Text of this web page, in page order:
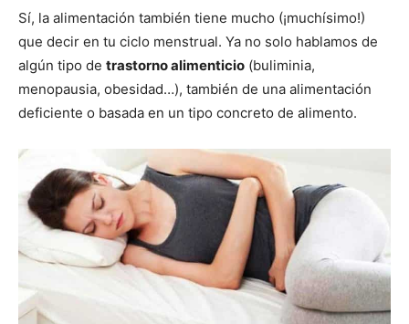
Sí, la alimentación también tiene mucho (¡muchísimo!)
que decir en tu ciclo menstrual. Ya no solo hablamos de
algún tipo de trastorno alimenticio (buliminia,
menopausia, obesidad…), también de una alimentación
deficiente o basada en un tipo concreto de alimento.